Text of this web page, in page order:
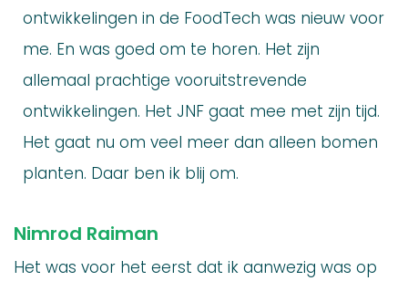
ontwikkelingen in de FoodTech was nieuw voor
me. En was goed om te horen. Het zijn
allemaal prachtige vooruitstrevende
ontwikkelingen. Het JNF gaat mee met zijn tijd.
Het gaat nu om veel meer dan alleen bomen
planten. Daar ben ik blij om.
Nimrod Raiman
Het was voor het eerst dat ik aanwezig was op